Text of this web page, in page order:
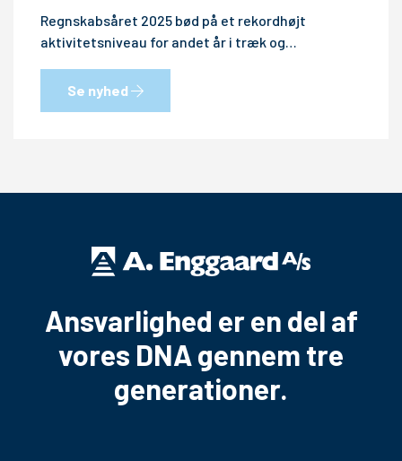
Regnskabsåret 2025 bød på et rekordhøjt
aktivitetsniveau for andet år i træk og…
Se nyhed
Ansvarlighed er en del af
vores DNA gennem tre
generationer.